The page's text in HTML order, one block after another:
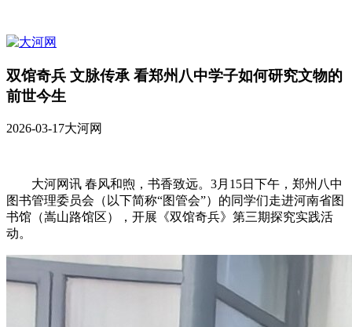
双馆奇兵 文脉传承 看郑州八中学子如何研究文物的
前世今生
2026-03-17大河网
大河网讯 春风和煦，书香致远。3月15日下午，郑州八中
图书管理委员会（以下简称“图管会”）的同学们走进河南省图
书馆（嵩山路馆区），开展《双馆奇兵》第三期探究实践活
动。